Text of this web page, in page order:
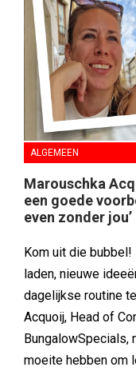
ALGEMEEN
Marouschka
een goede
even zonder jou’
Kom uit die
laden, nieuwe
dagelijkse routine
Acquoij, Head of
BungalowSpecials,
moeite hebben om